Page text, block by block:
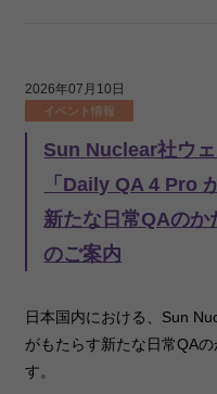
2026年07月10日
イベント情報
Sun Nuclear社ウ
「Daily QA 4 Pro
新たな日常QAのか
のご案内
日本国内における、Sun
がもたらす新たな日常QA
す。